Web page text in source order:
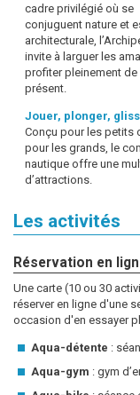
cadre privilégié où se
conjuguent nature et
architecturale,
invite à larguer les
profiter pleinement de
présent.
Jouer, plonger,
Conçu pour les petits
pour les grands, le
nautique offre une
d’attractions.
Les activités
Réservation en
Une carte (10 ou 30
réserver en ligne d'une
occasion d'en essayer
Aqua-détente :
Aqua-gym : gym